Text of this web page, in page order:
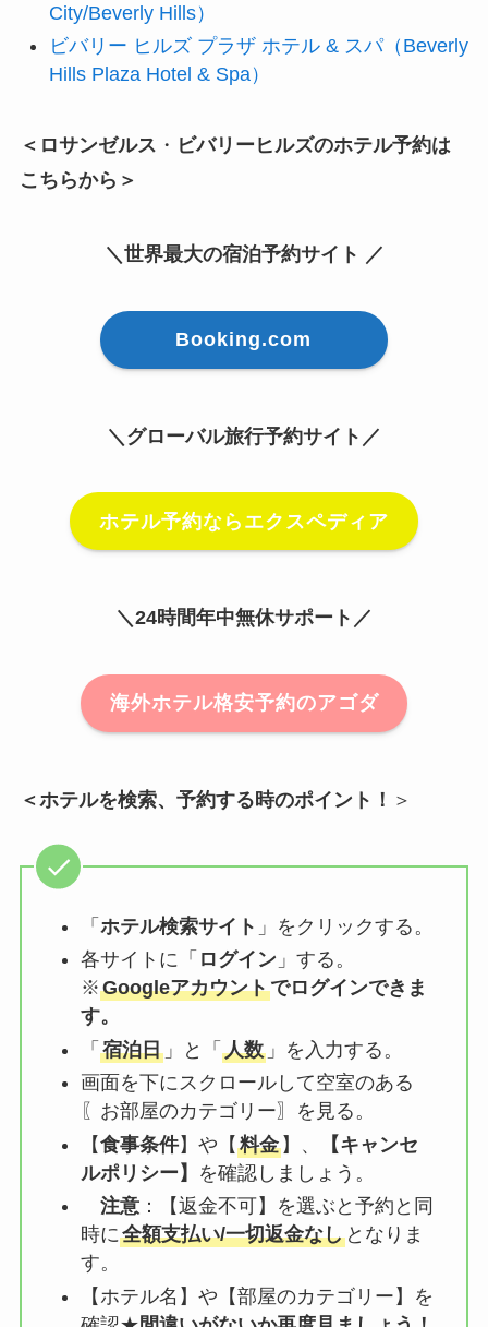
City/Beverly Hills）
ビバリー ヒルズ プラザ ホテル & スパ（Beverly
Hills Plaza Hotel & Spa）
＜ロサンゼルス ・ ビバリーヒルズのホテル予約は
こちらから＞
＼世界最大の宿泊予約サイト ／
Booking.com
＼グローバル旅行予約サイト／
ホテル予約ならエクスペディア
＼24時間年中無休サポート／
海外ホテル格安予約のアゴダ
＜ホテルを検索、予約する時のポイント！ ＞
「 ホテル検索サイト 」をクリックする。
各サイトに「 ログイン」する。
※Googleアカウントでログインできま
す。
「 宿泊日」と「 人数」を入力する。
画面を下にスクロールして空室のある
〖お部屋のカテゴリー〗を見る。
【食事条件】や【 料金】、 【キャンセ
ルポリシー 】
を確認しましょう。
注意：【返金不可】を選ぶと予約と同
時に全額支払い/一切返金なしとなりま
す。
【ホテル名】や【部屋のカテゴリー】を